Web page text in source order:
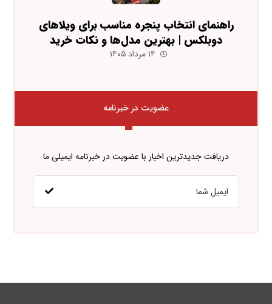
راهنمای انتخاب پنجره مناسب برای ویلاهای
دوبلکس | بهترین مدل‌ها و نکات خرید
۱۴ مرداد ۱۴۰۵
عضویت در خبرنامه
دریافت جدیدترین اخبار با عضویت در خبرنامه ایمیلی ما